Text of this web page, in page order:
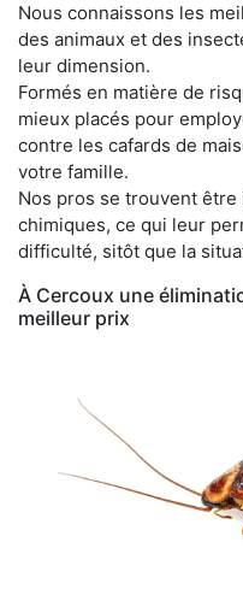
Nous connaissons les
des animaux et des
leur dimension.
Formés en matière de
mieux placés pour
contre les cafards de
votre famille.
Nos pros se trouvent
chimiques, ce qui leur
difficulté, sitôt que la
À Cercoux une
meilleur prix